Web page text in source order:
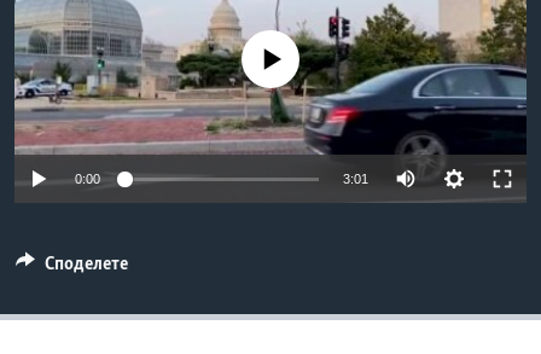
ИНТЕРВЈУА
Јазици
No media source currently available
0:00 3:01
Споделете